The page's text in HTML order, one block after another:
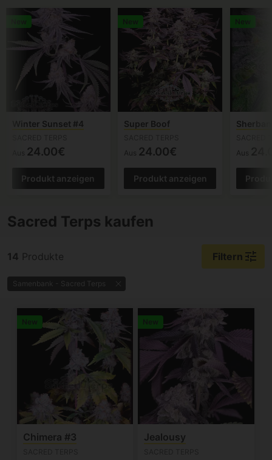
New
Winter Sunset #4
24.00€
Produkt anzeigen
New
Super Boof
Aus 24.00€
Produkt anzeigen
New
Aus
Sacred Terps kaufen
14 Produkte Filtern tune
Samenbank - Sacred Terps
New
Chimera #3
New
Jealousy